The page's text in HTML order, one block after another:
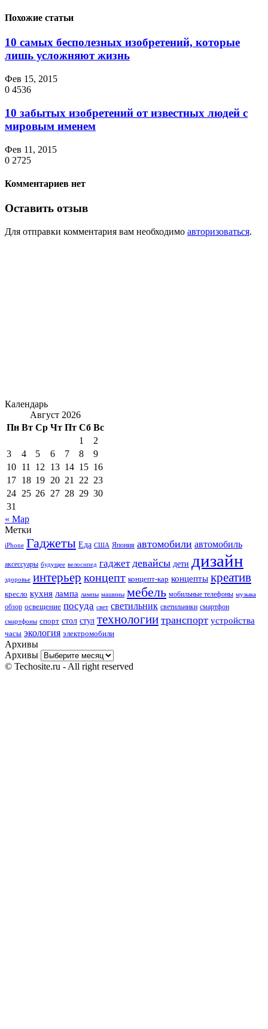
Похожие статьи
10 самых бесполезных изобретений, которые
лишь усложняют жизнь
Фев 15, 2015
0 4536
10 забытых изобретений от известных людей с
мировым именем
Фев 11, 2015
0 2725
Комментариев нет
Оставить отзыв
Для отправки комментария вам необходимо авторизоваться.
Календарь
Август 2026
Пн Вт Ср Чт Пт Сб Вс
1
2
3
4 5 6 7 8
9
10 11 12 13 14 15 16
17 18 19 20 21 22 23
24 25 26 27 28 29 30
31
« Мар
Метки
iPhone Гаджеты Еда США Япония автомобили автомобиль
аксессуары будущее велосипед гаджет девайсы дети дизайн
здоровье интерьер концепт концепт-кар концепты креатив
кресло кухня лампа лампы машины мебель мобильные телефоны музыка
обзор освещение посуда свет светильник светильники смартфон
смартфоны спорт стол стул технологии транспорт устройства
часы экология электромобили
Архивы
Архивы
© Techosite.ru - All right reserved